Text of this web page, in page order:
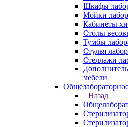
Шкафы
Мойки
Кабинеты
Столы
Тумбы
Стулья
Стеллажи
мебели
Назад